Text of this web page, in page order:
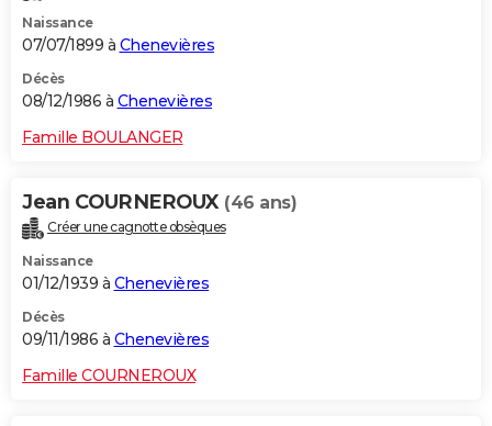
Naissance
07/07/1899 à Chenevières
Décès
08/12/1986 à Chenevières
Famille BOULANGER
Jean COURNEROUX (46 ans)
Créer une cagnotte obsèques
Naissance
01/12/1939 à Chenevières
Décès
09/11/1986 à Chenevières
Famille COURNEROUX